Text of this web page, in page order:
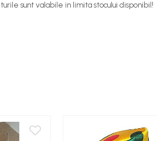
sunt valabile in limita stocului disponibil!